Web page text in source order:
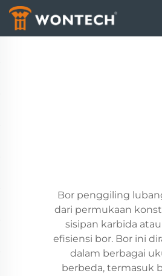
Bor penggiling
dari permukaan
sisipan karbida
efisiensi bor. Bor ini
dalam berbagai
berbeda, termasuk